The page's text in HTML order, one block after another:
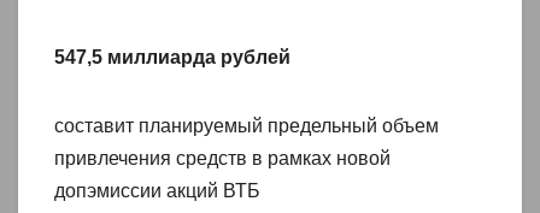
547,5 миллиарда рублей
составит планируемый предельный объем
привлечения средств в рамках новой
допэмиссии акций ВТБ